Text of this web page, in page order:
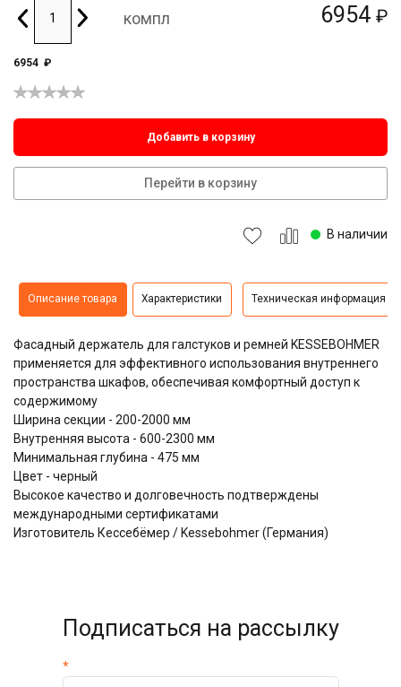
6954 ₽
компл
6954 ₽
Добавить в корзину
Перейти в корзину
В наличии
Описание товара Характеристики Техническая информация
Фасадный держатель для галстуков и ремней KESSEBOHMER
применяется для эффективного использования внутреннего
пространства шкафов, обеспечивая комфортный доступ к
содержимому
Ширина секции - 200-2000 мм
Внутренняя высота - 600-2300 мм
Минимальная глубина - 475 мм
Цвет - черный
Высокое качество и долговечность подтверждены
международными сертификатами
Изготовитель Кессебёмер / Kessebohmer (Германия)
Подписаться на рассылку
*